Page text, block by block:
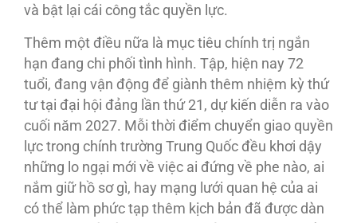
và bật lại cái công tắc quyền lực.
Thêm một điều nữa là mục tiêu chính trị ngắn
hạn đang chi phối tình hình. Tập, hiện nay 72
tuổi, đang vận động để giành thêm nhiệm kỳ thứ
tư tại đại hội đảng lần thứ 21, dự kiến diễn ra vào
cuối năm 2027. Mỗi thời điểm chuyển giao quyền
lực trong chính trường Trung Quốc đều khơi dậy
những lo ngại mới về việc ai đứng về phe nào, ai
nắm giữ hồ sơ gì, hay mạng lưới quan hệ của ai
có thể làm phức tạp thêm kịch bản đã được dàn